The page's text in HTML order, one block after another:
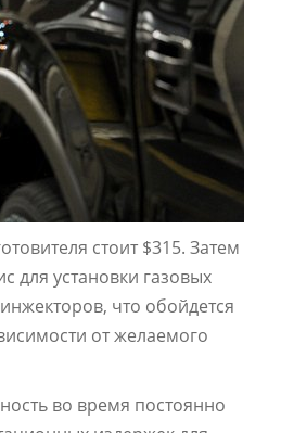
стоит $315. Затем
для установки газовых
что обойдется
от желаемого
во время постоянно